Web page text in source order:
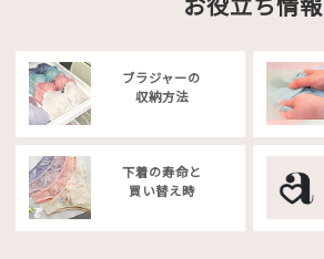
ブラジャーの
収納方法
下着の寿命と
買い替え時